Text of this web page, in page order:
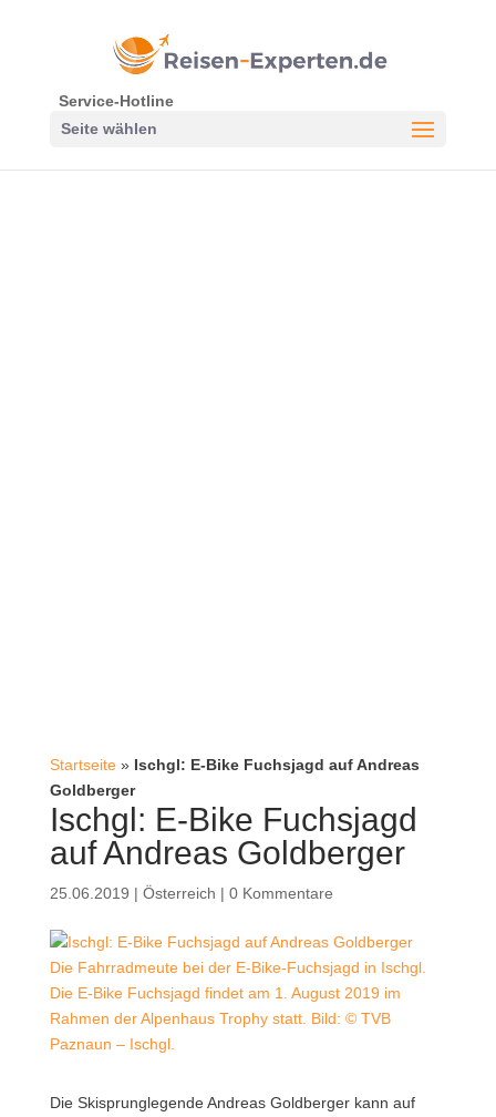
Service-Hotline
Seite wählen
Startseite» Ischgl: E-Bike Fuchsjagd auf Andreas
Goldberger
Ischgl: E-Bike Fuchsjagd
auf Andreas Goldberger
25.06.2019 | Österreich | 0 Kommentare
Die Fahrradmeute bei der E-Bike-Fuchsjagd in Ischgl.
Die E-Bike Fuchsjagd findet am 1. August 2019 im
Rahmen der Alpenhaus Trophy statt. Bild: © TVB
Paznaun – Ischgl.
Die Skisprunglegende Andreas Goldberger kann auf